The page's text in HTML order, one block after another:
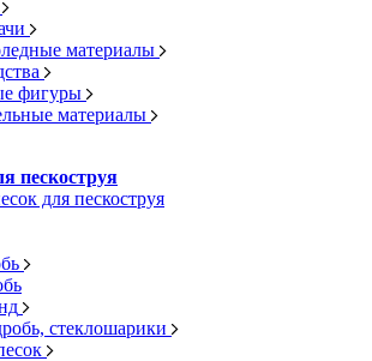
материалы
фигуры
материалы
пескоструя
для пескоструя
стеклошарики